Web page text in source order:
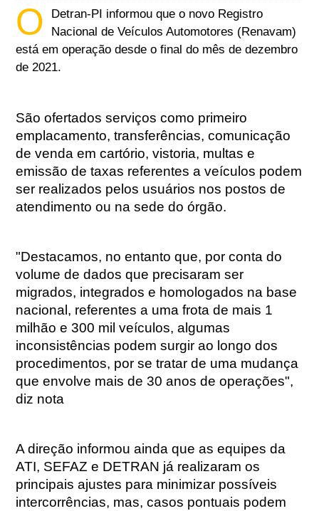
O
Detran-PI informou que o novo Registro
Nacional de Veículos Automotores (Renavam)
está em operação desde o final do mês de dezembro
de 2021.
São ofertados serviços como primeiro
emplacamento, transferências, comunicação
de venda em cartório, vistoria, multas e
emissão de taxas referentes a veículos podem
ser realizados pelos usuários nos postos de
atendimento ou na sede do órgão.
"Destacamos, no entanto que, por conta do
volume de dados que precisaram ser
migrados, integrados e homologados na base
nacional, referentes a uma frota de mais 1
milhão e 300 mil veículos, algumas
inconsistências podem surgir ao longo dos
procedimentos, por se tratar de uma mudança
que envolve mais de 30 anos de operações",
diz nota
A direção informou ainda que as equipes da
ATI, SEFAZ e DETRAN já realizaram os
principais ajustes para minimizar possíveis
intercorrências, mas, casos pontuais podem